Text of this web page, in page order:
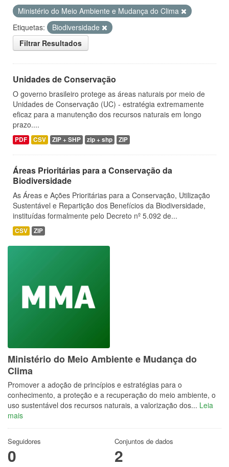
Ministério do Meio Ambiente e Mudança do Clima
Etiquetas:
Biodiversidade
Filtrar Resultados
Unidades de Conservação
O governo brasileiro protege as áreas naturais por meio de
Unidades de Conservação (UC) - estratégia extremamente
eficaz para a manutenção dos recursos naturais em longo
prazo....
PDF CSV ZIP + SHP zip + shp ZIP
Áreas Prioritárias para a Conservação da
Biodiversidade
As Áreas e Ações Prioritárias para a Conservação, Utilização
Sustentável e Repartição dos Benefícios da Biodiversidade,
instituídas formalmente pelo Decreto nº 5.092 de...
CSV ZIP
Ministério do Meio Ambiente e Mudança do
Clima
Promover a adoção de princípios e estratégias para o
conhecimento, a proteção e a recuperação do meio ambiente, o
uso sustentável dos recursos naturais, a valorização dos... Leia
mais
Seguidores
0
Conjuntos de dados
2